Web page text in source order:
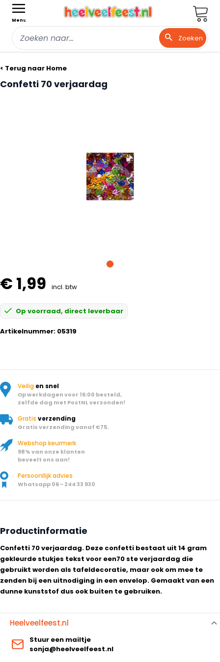
Menu
Zoeken
< Terug naar Home
Confetti 70 verjaardag
€ 1,99 incl. btw
Op voorraad, direct leverbaar
Artikelnummer: 05319
Veilig en snel
Op werkdagen voor 16:00 besteld,
zelfde dag met PostNL verzonden!
Gratis verzending
Gratis verzending vanaf €75.
Webshop keurmerk
98% van onze klanten
beveelt ons aan!
Persoonllijk advies
Whatsapp 06 - 244 33 930
Productinformatie
Confetti 70 verjaardag. Deze confetti bestaat uit 14 gram
gekleurde stukjes tekst voor een70 ste verjaardag die
gebruikt worden als tafeldecoratie, maar ook om mee te
zenden bij een uitnodiging in een envelop. Gemaakt van een
dunne kunststof dus ook buiten te gebruiken.
Heelveelfeest.nl
Stuur een mailtje
sonja@heelveelfeest.nl